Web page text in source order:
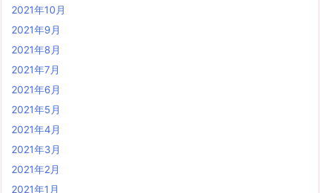
2021年10月
2021年9月
2021年8月
2021年7月
2021年6月
2021年5月
2021年4月
2021年3月
2021年2月
2021年1月